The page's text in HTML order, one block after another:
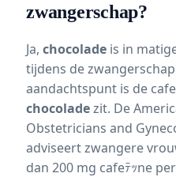
zwangerschap?
Ja, chocolade is in
tijdens de
aandachtspunt is de
chocoladezit. De
Obstetricians and
adviseert zwangere
dan 200 mg cafeﾃｯne